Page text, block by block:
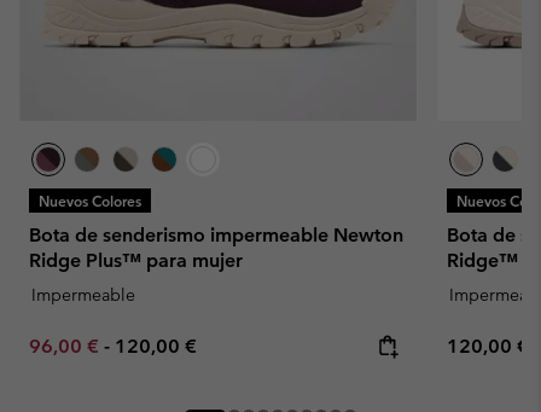
Nuevos Colores
Bota de senderismo impermeable Newton
Ridge Plus™ para mujer
Impermeable
Minimum sale price:
96,00 € - Maximum price:
120,00 €
Nuevos
Bota de
Ridge™
Regular
120,00 €